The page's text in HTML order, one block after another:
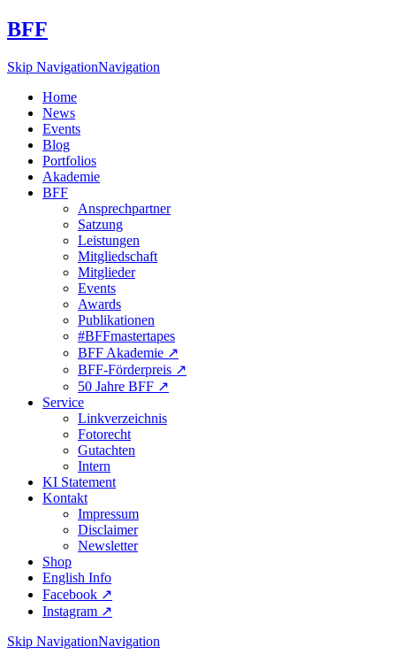
BFF
Skip NavigationNavigation
Home
News
Events
Blog
Portfolios
Akademie
BFF
Ansprechpartner
Satzung
Leistungen
Mitgliedschaft
Mitglieder
Events
Awards
Publikationen
#BFFmastertapes
BFF Akademie ↗︎
BFF-Förderpreis ↗︎
50 Jahre BFF ↗︎
Service
Linkverzeichnis
Fotorecht
Gutachten
Intern
KI Statement
Kontakt
Impressum
Disclaimer
Newsletter
Shop
English Info
Facebook ↗︎
Instagram ↗︎
Skip NavigationNavigation